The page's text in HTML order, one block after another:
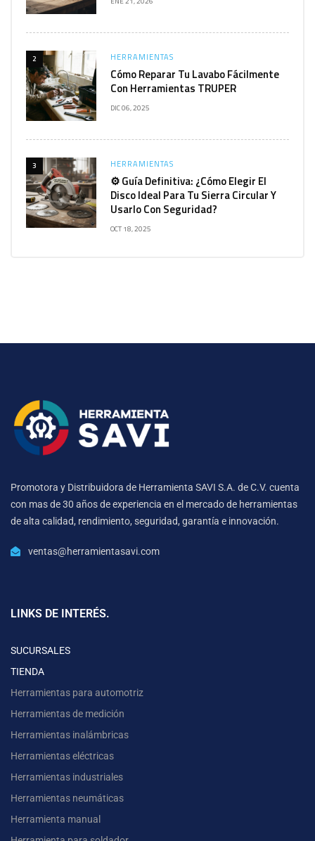
2 HERRAMIENTAS
Cómo Reparar Tu Lavabo Fácilmente
Con Herramientas TRUPER
DIC 06, 2025
3 HERRAMIENTAS
⚙️ Guía Definitiva: ¿Cómo Elegir El
Disco Ideal Para Tu Sierra Circular Y
Usarlo Con Seguridad?
OCT 18, 2025
Promotora y Distribuidora de Herramienta SAVI S.A. de C.V. cuenta
con mas de 30 años de experiencia en el mercado de herramientas
de alta calidad, rendimiento, seguridad, garantía e innovación.
ventas@herramientasavi.com
LINKS DE INTERÉS.
SUCURSALES
TIENDA
Herramientas para automotriz
Herramientas de medición
Herramientas inalámbricas
Herramientas eléctricas
Herramientas industriales
Herramientas neumáticas
Herramienta manual